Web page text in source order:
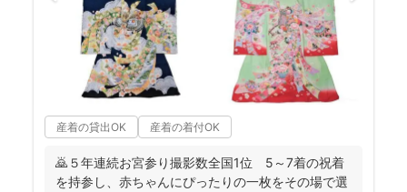
産着の貸出OK 産着の着付OK
🙇５年連続お宮参り撮影数全国1位 5～7着の祝着
を持参し、赤ちゃんにぴったりの一枚をその場で選